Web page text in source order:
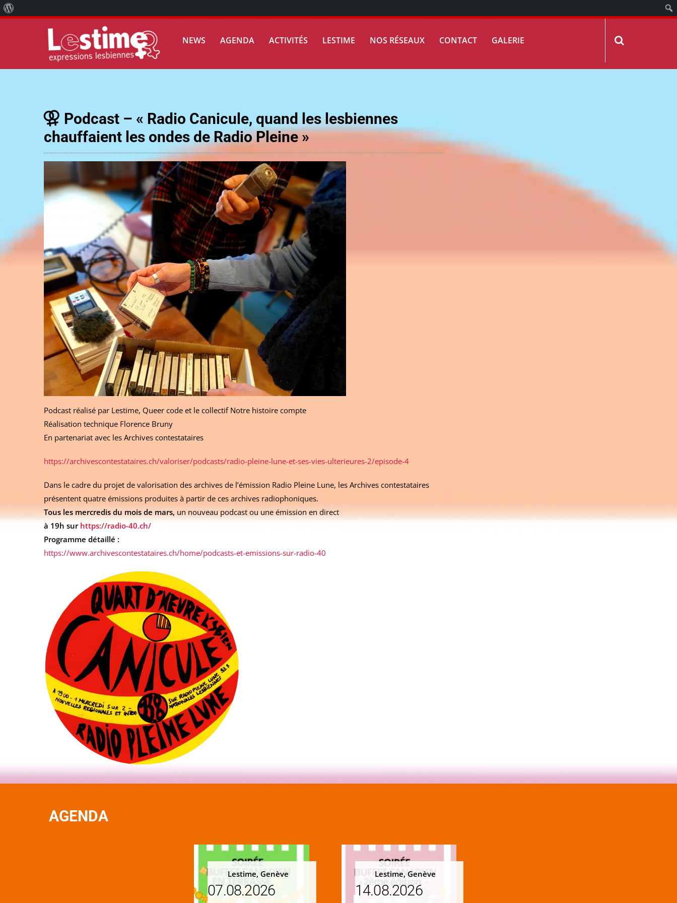
NEWS AGENDA ACTIVITÉS LESTIME NOS RÉSEAUX CONTACT GALERIE
Podcast – « Radio Canicule, quand les lesbiennes
chauffaient les ondes de Radio Pleine »
Podcast réalisé par Lestime, Queer code et le collectif Notre histoire compte
Réalisation technique Florence Bruny
En partenariat avec les Archives contestataires
https://archivescontestataires.ch/valoriser/podcasts/radio-pleine-lune-et-ses-vies-ulterieures-2/episode-4
Dans le cadre du projet de valorisation des archives de l’émission Radio Pleine Lune, les Archives contestataires
présentent quatre émissions produites à partir de ces archives radiophoniques.
Tous les mercredis du mois de mars, un nouveau podcast ou une émission en direct
à 19h sur https://radio-40.ch/
Programme détaillé :
https://www.archivescontestataires.ch/home/podcasts-et-emissions-sur-radio-40
AGENDA
Lestime, Genève
07.08.2026
Lestime, Genève
14.08.2026